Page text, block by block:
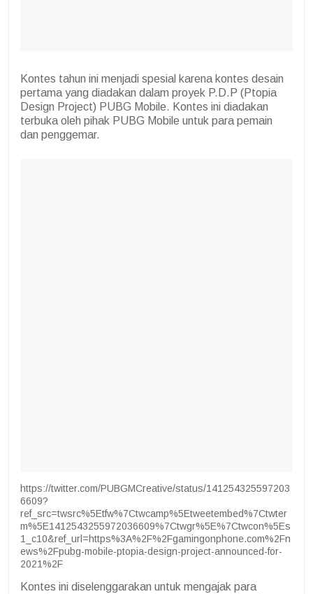
Kontes tahun ini menjadi spesial karena kontes desain
pertama yang diadakan dalam proyek P.D.P (Ptopia
Design Project) PUBG Mobile. Kontes ini diadakan
terbuka oleh pihak PUBG Mobile untuk para pemain
dan penggemar.
https://twitter.com/PUBGMCreative/status/141254325597203
6609?
ref_src=twsrc%5Etfw%7Ctwcamp%5Etweetembed%7Ctwter
m%5E1412543255972036609%7Ctwgr%5E%7Ctwcon%5Es
1_c10&ref_url=https%3A%2F%2Fgamingonphone.com%2Fn
ews%2Fpubg-mobile-ptopia-design-project-announced-for-
2021%2F
Kontes ini diselenggarakan untuk mengajak para